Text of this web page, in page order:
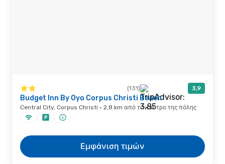
(131) 3,9
Budget Inn By Oyo Corpus Christi Beach
Central City, Corpus Christi · 2,8 km από το κέντρο της πόλης
Εμφάνιση τιμών